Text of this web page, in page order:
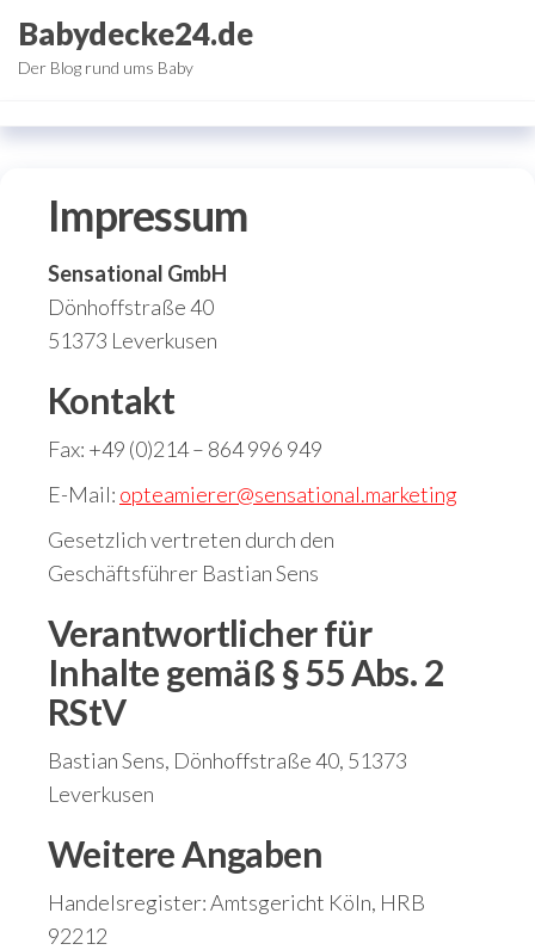
Inhalt
springen
Babydecke24.de
Der Blog rund ums Baby
Impressum
Sensational GmbH
Dönhoffstraße 40
51373 Leverkusen
Kontakt
Fax: +49 (0)214 – 864 996 949
E-Mail: opteamierer@sensational.marketing
Gesetzlich vertreten durch den
Geschäftsführer Bastian Sens
Verantwortlicher für
Inhalte gemäß § 55 Abs. 2
RStV
Bastian Sens, Dönhoffstraße 40, 51373
Leverkusen
Weitere Angaben
Handelsregister: Amtsgericht Köln, HRB
92212